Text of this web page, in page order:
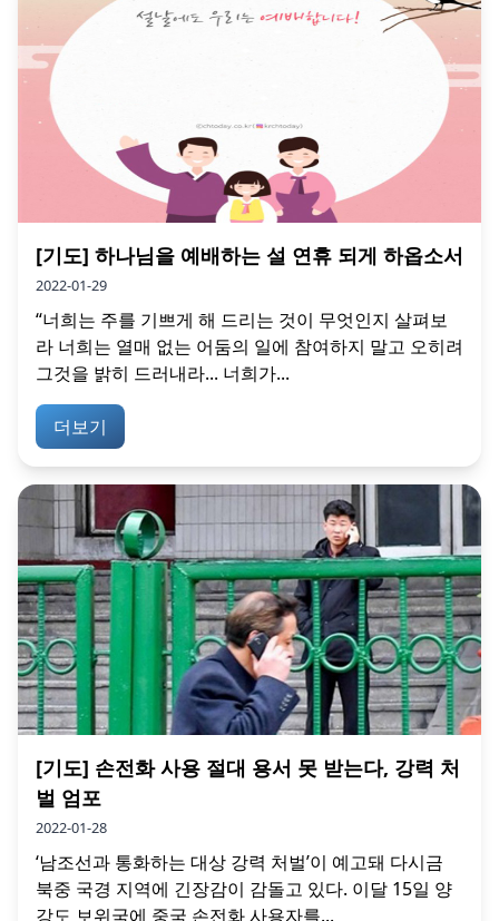
[기도] 하나님을 예배하는 설 연휴 되게 하옵소서
2022-01-29
“너희는 주를 기쁘게 해 드리는 것이 무엇인지 살펴보
라 너희는 열매 없는 어둠의 일에 참여하지 말고 오히려
그것을 밝히 드러내라... 너희가...
더보기
[기도] 손전화 사용 절대 용서 못 받는다, 강력 처
벌 엄포
2022-01-28
‘남조선과 통화하는 대상 강력 처벌’이 예고돼 다시금
북중 국경 지역에 긴장감이 감돌고 있다. 이달 15일 양
강도 보위국에 중국 손전화 사용자를...